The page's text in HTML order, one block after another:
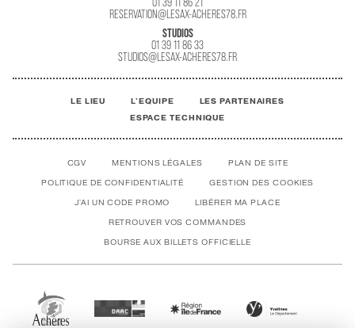
RESERVATION@LESAX-ACHERES78.FR
STUDIOS
01 39 11 86 33
STUDIOS@LESAX-ACHERES78.FR
LE LIEU L'EQUIPE
LES PARTENAIRES
ESPACE TECHNIQUE
CGV MENTIONS LÉGALES PLAN DE SITE
POLITIQUE DE CONFIDENTIALITÉ GESTION DES COOKIES
J'AI UN CODE PROMO LIBÉRER MA PLACE
RETROUVER VOS COMMANDES
BOURSE AUX BILLETS OFFICIELLE